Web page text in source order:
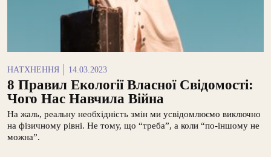
НАТХНЕННЯ 14.03.2023
8 Правил Екології Власної Свідомості:
Чого Нас Навчила Війна
На жаль, реальну необхідність змін ми усвідомлюємо виключно
на фізичному рівні. Не тому, що “треба”, а коли “по-іншому не
можна”.